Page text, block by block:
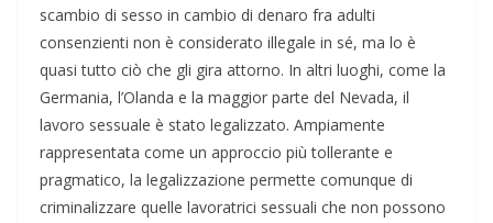
scambio di sesso in cambio di denaro fra adulti
consenzienti non è considerato illegale in sé, ma lo è
quasi tutto ciò che gli gira attorno. In altri luoghi, come la
Germania, l’Olanda e la maggior parte del Nevada, il
lavoro sessuale è stato legalizzato. Ampiamente
rappresentata come un approccio più tollerante e
pragmatico, la legalizzazione permette comunque di
criminalizzare quelle lavoratrici sessuali che non possono